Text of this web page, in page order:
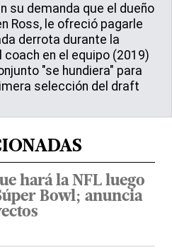
su demanda que el dueño
Ross, le ofreció pagarle
derrota durante la
en el equipo (2019)
"se hundiera" para
selección del draft
hará la NFL luego
Bowl; anuncia